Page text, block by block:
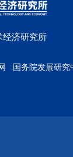
经济研究所
国务院发展研究